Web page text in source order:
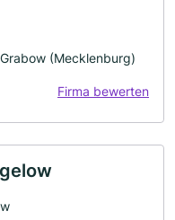
(Mecklenburg)
Firma bewerten